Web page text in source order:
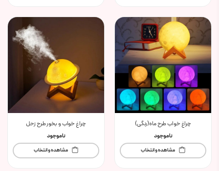
چراغ خواب طرح ماه(رنگی)
ناموجود
مشاهده و انتخاب
چراغ خواب و بخور طرح زحل
ناموجود
مشاهده و انتخاب